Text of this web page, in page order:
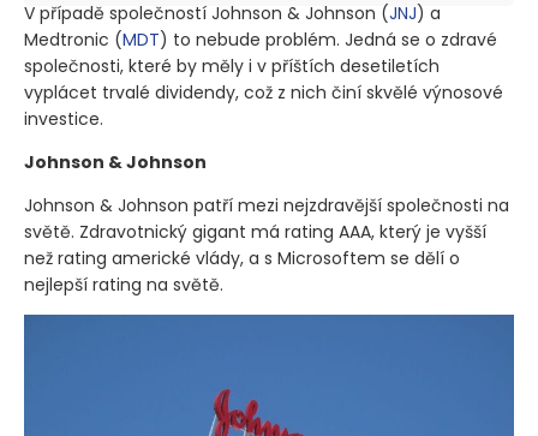
V případě společností Johnson & Johnson (JNJ) a
Medtronic (MDT) to nebude problém. Jedná se o zdravé
společnosti, které by měly i v příštích desetiletích
vyplácet trvalé dividendy, což z nich činí skvělé výnosové
investice.
Johnson & Johnson
Johnson & Johnson patří mezi nejzdravější společnosti na
světě. Zdravotnický gigant má rating AAA, který je vyšší
než rating americké vlády, a s Microsoftem se dělí o
nejlepší rating na světě.